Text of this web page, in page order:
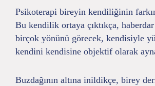
Psikoterapi bireyin kendiliğinin
Bu kendilik ortaya çıktıkça, haberdar
birçok yönünü görecek, kendisiyle
kendini kendisine objektif olarak
Buzdağının altına inildikçe, birey